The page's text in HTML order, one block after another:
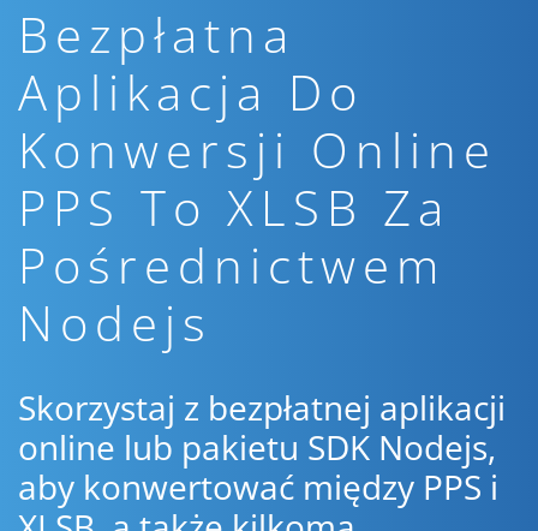
Bezpłatna
Aplikacja Do
Konwersji Online
PPS To XLSB Za
Pośrednictwem
Nodejs
Skorzystaj z bezpłatnej aplikacji
online lub pakietu SDK Nodejs,
aby konwertować między PPS i